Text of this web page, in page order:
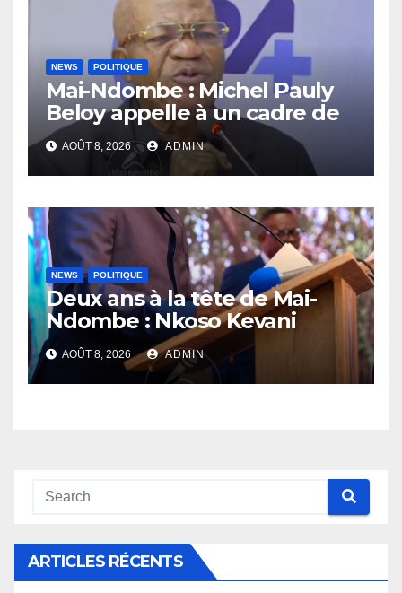
NEWS POLITIQUE
Mai-Ndombe : Michel Pauly
Beloy appelle à un cadre de
concertation avant la tenue
du dialogue inclusif
AOÛT 8, 2026 ADMIN
NEWS POLITIQUE
Deux ans à la tête de Mai-
Ndombe : Nkoso Kevani
défend son bilan et fait de la
sécurité sa priorité
AOÛT 8, 2026 ADMIN
ARTICLES RÉCENTS